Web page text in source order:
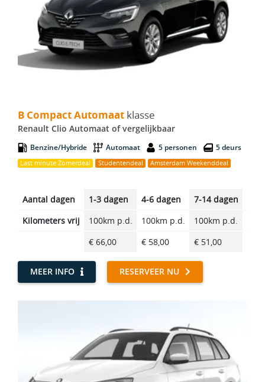
B Compact Automaat klasse
Renault Clio Automaat of vergelijkbaar
Benzine/Hybride Automaat 5 personen 5 deurs
Last minute Zomerdeal Studentendeal Amsterdam Weekenddeal
Aantal dagen 1-3 dagen 4-6 dagen 7-14 dagen
Kilometers vrij
100km p.d. 100km p.d. 100km p.d.
€ 66,00
€ 58,00 € 51,00
MEER INFO RESERVEER NU